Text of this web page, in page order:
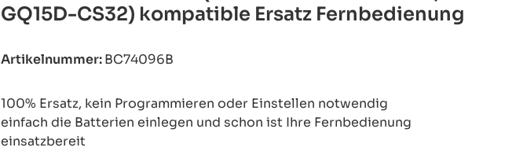
GQ15D-CS32) kompatible Ersatz Fernbedienung
Artikelnummer:BC74096B
100% Ersatz, kein Programmieren oder Einstellen notwendig
einfach die Batterien einlegen und schon ist Ihre Fernbedienung
einsatzbereit